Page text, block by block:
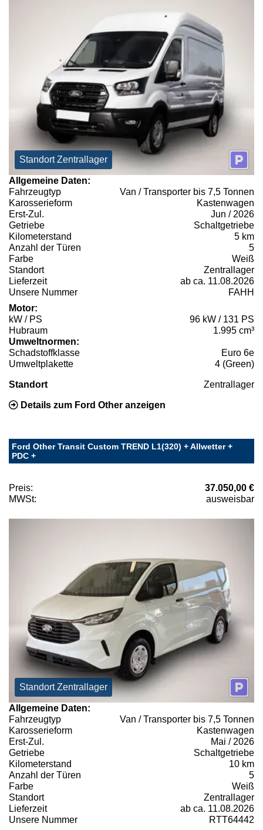
Standort Zentrallager
Allgemeine Daten:
Fahrzeugtyp
Van / Transporter bis 7,5 Tonnen
Karosserieform
Kastenwagen
Erst-Zul.
Jun / 2026
Getriebe
Schaltgetriebe
Kilometerstand
5 km
Anzahl der Türen
5
Farbe
Weiß
Standort
Zentrallager
Lieferzeit
ab ca. 11.08.2026
Unsere Nummer
FAHH
Motor:
kW / PS
96 kW / 131 PS
Hubraum
1.995 cm³
Umweltnormen:
Schadstoffklasse
Euro 6e
Umweltplakette
4 (Green)
Standort Zentrallager
Details zum Ford Other anzeigen
Ford Other Transit Custom TREND L1(320) + Allwetter +
PDC +
Preis:
37.050,00 €
MWSt:
ausweisbar
Standort Zentrallager
Allgemeine Daten:
Fahrzeugtyp
Van / Transporter bis 7,5 Tonnen
Karosserieform
Kastenwagen
Erst-Zul.
Mai / 2026
Getriebe
Schaltgetriebe
Kilometerstand
10 km
Anzahl der Türen
5
Farbe
Weiß
Standort
Zentrallager
Lieferzeit
ab ca. 11.08.2026
Unsere Nummer
RTT64442